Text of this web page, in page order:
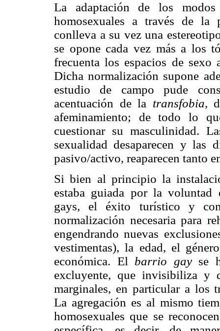
La adaptación de los
homosexuales a través de la
conlleva a su vez una
se opone cada vez más a los
frecuenta los espacios de
Dicha normalización supone
estudio de campo pude
acentuación de la transfobia,
afeminamiento; de todo lo
cuestionar su masculinidad.
sexualidad desaparecen y las
pasivo/activo, reaparecen tanto
Si bien al principio la
estaba guiada por la voluntad
gays, el éxito turístico y
normalización necesaria para
engendrando nuevas
vestimentas), la edad, el
económica. El barrio gayse
excluyente, que invisibiliza y
marginales, en particular a los
La agregación es al mismo
homosexuales que se